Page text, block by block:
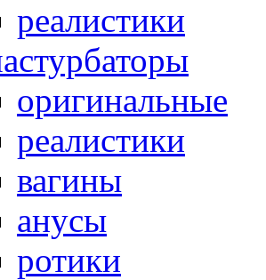
реалистики
оригинальные
реалистики
вагины
анусы
ротики